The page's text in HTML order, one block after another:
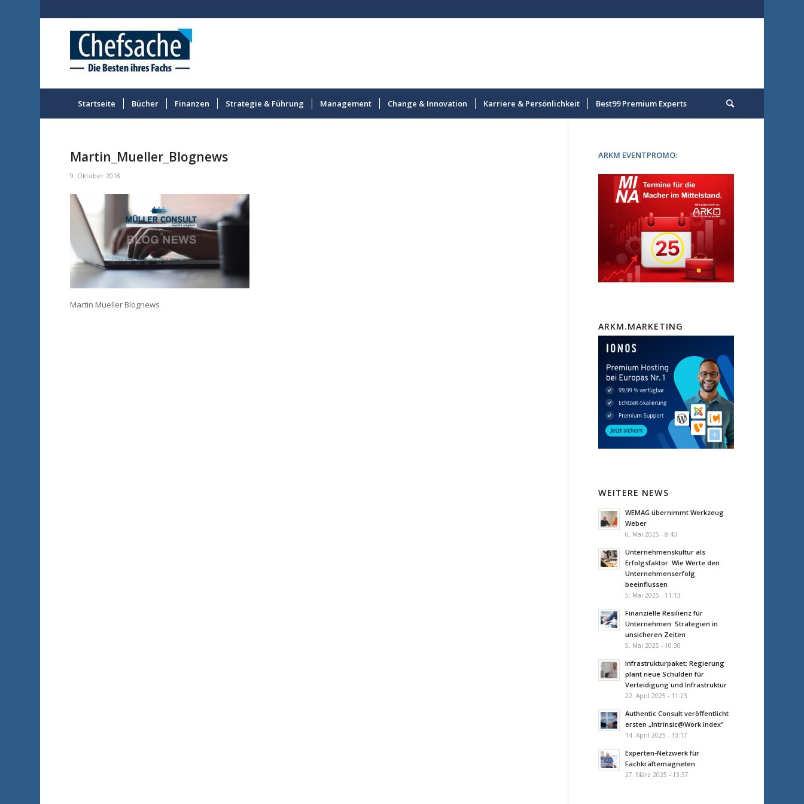
Startseite Bücher Finanzen Strategie & Führung Management Change & Innovation Karriere & Persönlichkeit Best99 Premium Experts
Martin_Mueller_Blognews
9. Oktober 2018
Martin Mueller Blognews
ARKM EVENTPROMO:
ARKM.MARKETING
WEITERE NEWS
WEMAG übernimmt Werkzeug
Weber
6. Mai 2025 - 8:40
Unternehmenskultur als
Erfolgsfaktor: Wie Werte den
Unternehmenserfolg
beeinflussen
5. Mai 2025 - 11:13
Finanzielle Resilienz für
Unternehmen: Strategien in
unsicheren Zeiten
5. Mai 2025 - 10:30
Infrastrukturpaket: Regierung
plant neue Schulden für
Verteidigung und Infrastruktur
22. April 2025 - 11:23
Authentic Consult veröffentlicht
ersten „Intrinsic@Work Index“
14. April 2025 - 13:17
Experten-Netzwerk für
Fachkräftemagneten
27. März 2025 - 13:37